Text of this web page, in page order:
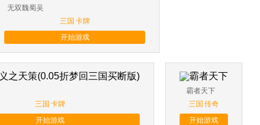
无双魏蜀吴
三国 卡牌
开始游戏
三国 卡牌
开始游戏
霸者天下
三国 传奇
开始游戏